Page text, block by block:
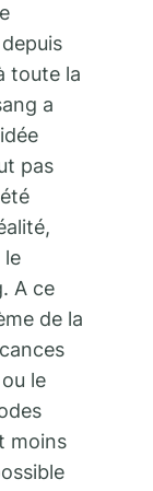
toute la
a
pas
le
A ce
de la
le
moins